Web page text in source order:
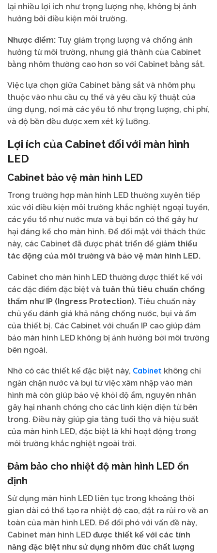
lại nhiều lợi ích như trọng lượng nhẹ, không bị ảnh
hưởng bởi điều kiện môi trường.
Nhược điểm: Tuy giảm trọng lượng và chống ảnh
hưởng từ môi trường, nhưng giá thành của Cabinet
bằng nhôm thường cao hơn so với Cabinet bằng sắt.
Việc lựa chọn giữa Cabinet bằng sắt và nhôm phụ
thuộc vào nhu cầu cụ thể và yêu cầu kỹ thuật của
ứng dụng, nơi mà các yếu tố như trọng lượng, chi phí,
và độ bền đều được xem xét kỹ lưỡng.
Lợi ích của Cabinet đối với màn hình
LED
Cabinet bảo vệ màn hình LED
Trong trường hợp màn hình LED thường xuyên tiếp
xúc với điều kiện môi trường khắc nghiệt ngoại tuyến,
các yếu tố như nước mưa và bụi bẩn có thể gây hư
hại đáng kể cho màn hình. Để đối mặt với thách thức
này, các Cabinet đã được phát triển để giảm thiểu
tác động của môi trường và bảo vệ màn hình LED.
Cabinet cho màn hình LED thường được thiết kế với
các đặc điểm đặc biệt và tuân thủ tiêu chuẩn chống
thấm như IP (Ingress Protection). Tiêu chuẩn này
chủ yếu đánh giá khả năng chống nước, bụi và ẩm
của thiết bị. Các Cabinet với chuẩn IP cao giúp đảm
bảo màn hình LED không bị ảnh hưởng bởi môi trường
bên ngoài.
Nhờ có các thiết kế đặc biệt này, Cabinet không chỉ
ngăn chặn nước và bụi từ việc xâm nhập vào màn
hình mà còn giúp bảo vệ khỏi độ ẩm, nguyên nhân
gây hại nhanh chóng cho các linh kiện điện tử bên
trong. Điều này giúp gia tăng tuổi thọ và hiệu suất
của màn hình LED, đặc biệt là khi hoạt động trong
môi trường khắc nghiệt ngoài trời.
Đảm bảo cho nhiệt độ màn hình LED ổn
định
Sử dụng màn hình LED liên tục trong khoảng thời
gian dài có thể tạo ra nhiệt độ cao, đặt ra rủi ro về an
toàn của màn hình LED. Để đối phó với vấn đề này,
Cabinet màn hình LED được thiết kế với các tính
năng đặc biệt như sử dụng nhôm đúc chất lượng